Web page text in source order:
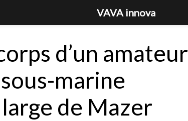
d’un amateur
marine
de Mazer
VAVA innova